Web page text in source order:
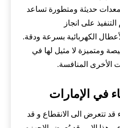
حديثة ومتطورة تساعد
على انجاز
الكهربائية بسرعة ودقة.
ومتميزة لا مثيل لها في
الأخرى المنافسة.
في الإمارات
قد تتعرض الى الانقطاع و قد